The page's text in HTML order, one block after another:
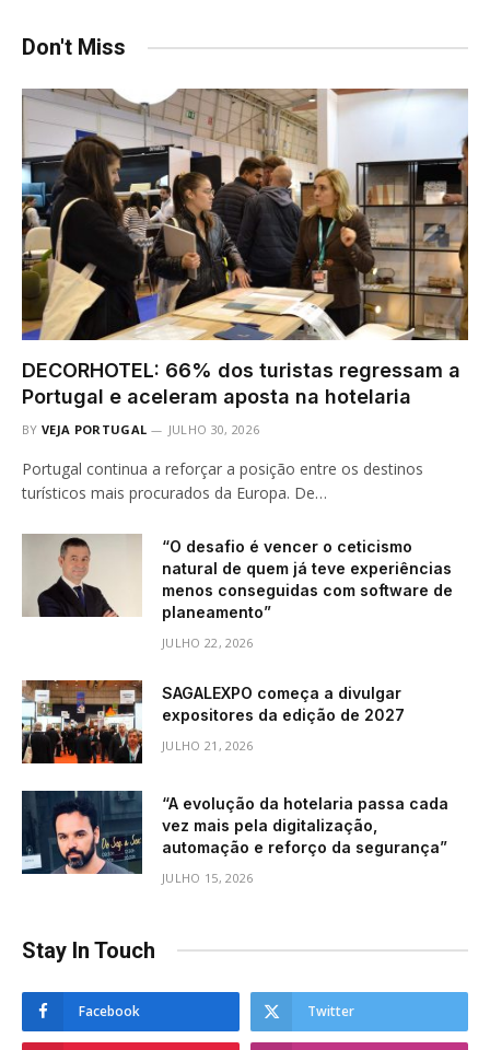
Don't Miss
DECORHOTEL: 66% dos turistas regressam a
Portugal e aceleram aposta na hotelaria
BY VEJA PORTUGAL JULHO 30, 2026
Portugal continua a reforçar a posição entre os destinos
turísticos mais procurados da Europa. De…
“O desafio é vencer o ceticismo
natural de quem já teve experiências
menos conseguidas com software de
planeamento”
JULHO 22, 2026
SAGALEXPO começa a divulgar
expositores da edição de 2027
JULHO 21, 2026
“A evolução da hotelaria passa cada
vez mais pela digitalização,
automação e reforço da segurança”
JULHO 15, 2026
Stay In Touch
Facebook Twitter